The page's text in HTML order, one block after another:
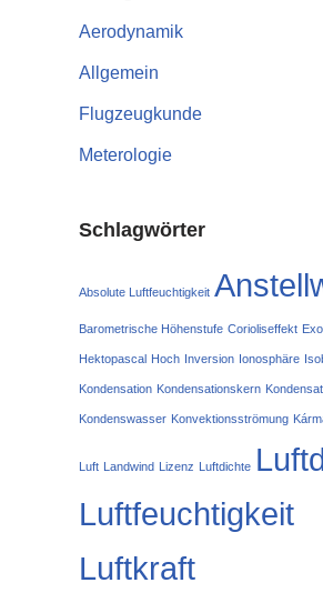
Aerodynamik
Allgemein
Flugzeugkunde
Meterologie
Schlagwörter
Absolute Luftfeuchtigkeit
Barometrische Höhenstufe Corioliseffekt
Hektopascal Hoch Inversion Ionosphäre
Kondensation Kondensationskern
Kondenswasser Konvektionsströmung
Luft Landwind Lizenz Luftdichte
Luftfeuchtigkeit
Luftkraft